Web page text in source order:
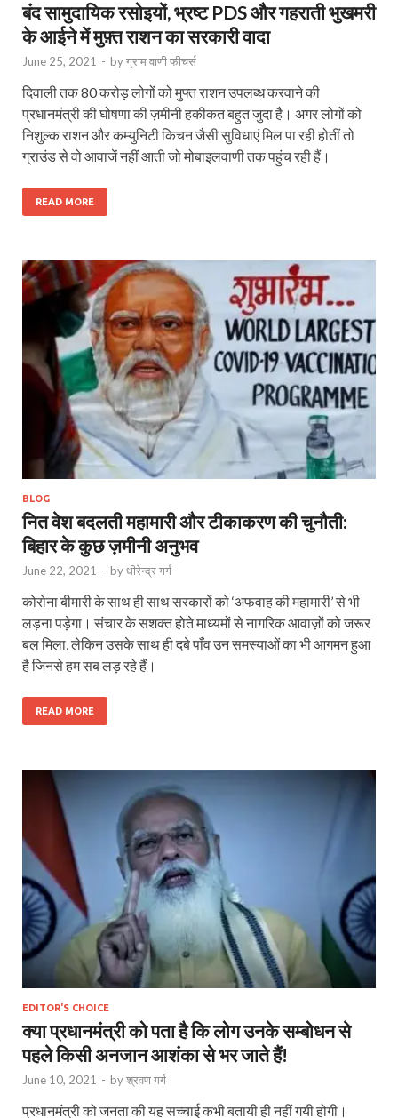
बंद सामुदायिक रसोइयों, भ्रष्ट PDS और गहराती भुखमरी
के आईने में मुफ़्त राशन का सरकारी वादा
June 25, 2021 - byग्राम वाणी फीचर्स
दिवाली तक 80 करोड़ लोगों को मुफ्त राशन उपलब्‍ध करवाने की
प्रधानमंत्री की घोषणा की ज़मीनी हकीकत बहुत जुदा है। अगर लोगों को
निशुल्क राशन और कम्युनिटी किचन जैसी सुविधाएं मिल पा रही होतीं तो
ग्राउंड से वो आवाजें नहीं आती जो मोबाइलवाणी तक पहुंच रही हैं।
READ MORE
BLOG
नित वेश बदलती महामारी और टीकाकरण की चुनौती:
बिहार के कुछ ज़मीनी अनुभव
June 22, 2021 - byधीरेन्द्र गर्ग
कोरोना बीमारी के साथ ही साथ सरकारों को ‘अफवाह की महामारी’ से भी
लड़ना पड़ेगा। संचार के सशक्त होते माध्यमों से नागरिक आवाज़ों को जरूर
बल मिला, लेकिन उसके साथ ही दबे पाँव उन समस्याओं का भी आगमन हुआ
है जिनसे हम सब लड़ रहे हैं।
READ MORE
EDITOR'S CHOICE
क्या प्रधानमंत्री को पता है कि लोग उनके सम्बोधन से
पहले किसी अनजान आशंका से भर जाते हैं!
June 10, 2021 - byश्रवण गर्ग
प्रधानमंत्री को जनता की यह सच्चाई कभी बतायी ही नहीं गयी होगी।